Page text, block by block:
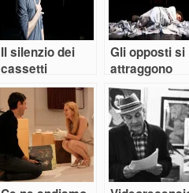
Il silenzio dei
cassetti
Gli opposti si
attraggono